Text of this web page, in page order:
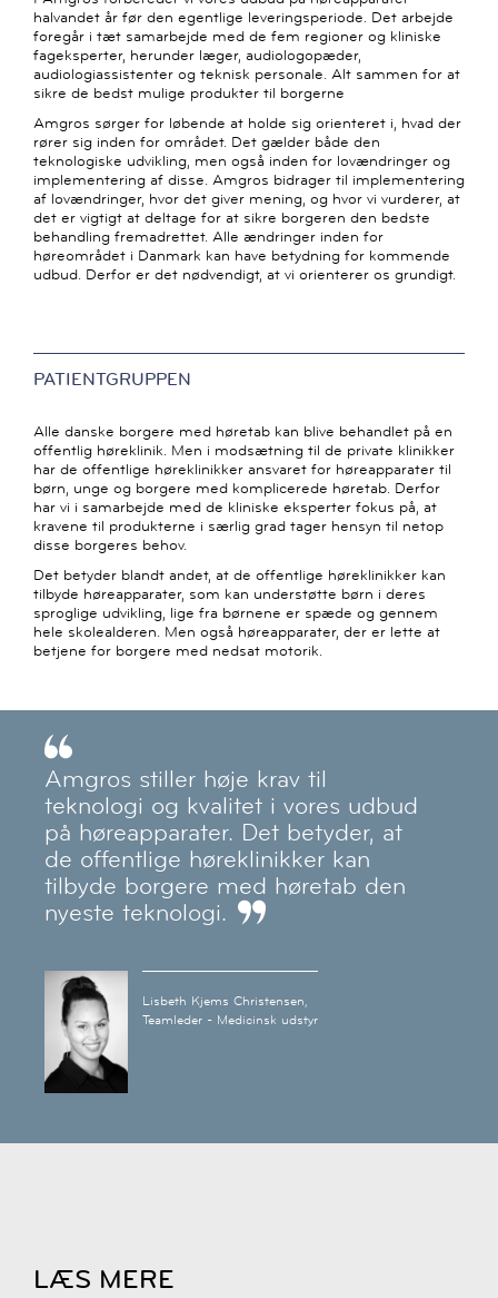
halvandet år før den egentlige leveringsperiode. Det arbejde
foregår i tæt samarbejde med de fem regioner og kliniske
fageksperter, herunder læger, audiologopæder,
audiologiassistenter og teknisk personale. Alt sammen for at
sikre de bedst mulige produkter til borgerne
Amgros sørger for løbende at holde sig orienteret i, hvad der
rører sig inden for området. Det gælder både den
teknologiske udvikling, men også inden for lovændringer og
implementering af disse. Amgros bidrager til implementering
af lovændringer, hvor det giver mening, og hvor vi vurderer, at
det er vigtigt at deltage for at sikre borgeren den bedste
behandling fremadrettet. Alle ændringer inden for
høreområdet i Danmark kan have betydning for kommende
udbud. Derfor er det nødvendigt, at vi orienterer os grundigt.
PATIENTGRUPPEN
Alle danske borgere med høretab kan blive behandlet på en
offentlig høreklinik. Men i modsætning til de private klinikker
har de offentlige høreklinikker ansvaret for høreapparater til
børn, unge og borgere med komplicerede høretab. Derfor
har vi i samarbejde med de kliniske eksperter fokus på, at
kravene til produkterne i særlig grad tager hensyn til netop
disse borgeres behov.
Det betyder blandt andet, at de offentlige høreklinikker kan
tilbyde høreapparater, som kan understøtte børn i deres
sproglige udvikling, lige fra børnene er spæde og gennem
hele skolealderen. Men også høreapparater, der er lette at
betjene for borgere med nedsat motorik.
Amgros stiller høje krav til
teknologi og kvalitet i vores udbud
på høreapparater. Det betyder, at
de offentlige høreklinikker kan
tilbyde borgere med høretab den
nyeste teknologi.
Lisbeth Kjems Christensen,
Teamleder - Medicinsk udstyr
LÆS MERE